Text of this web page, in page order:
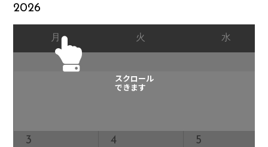
2026
月 火 水
3 4 5